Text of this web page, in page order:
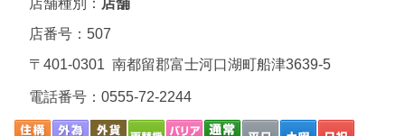
店舗種別： 店舗
店番号：507
〒401-0301 南都留郡富士河口湖町船津3639-5
電話番号： 0555-72-2244